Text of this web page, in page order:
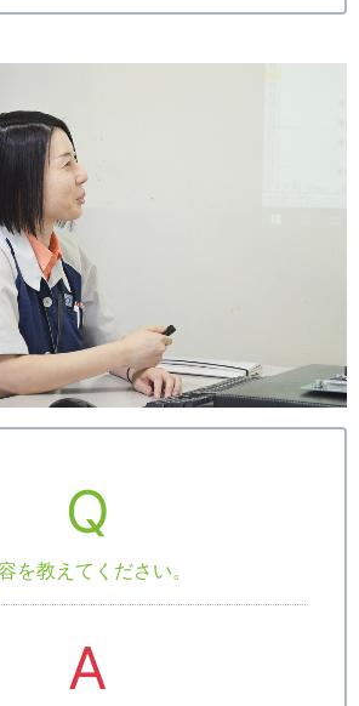
Q
を教えてください。
A